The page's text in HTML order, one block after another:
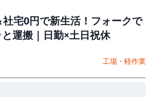
社宅0円で新生活！フォークで
運搬｜日勤×土日祝休
工場・軽作業